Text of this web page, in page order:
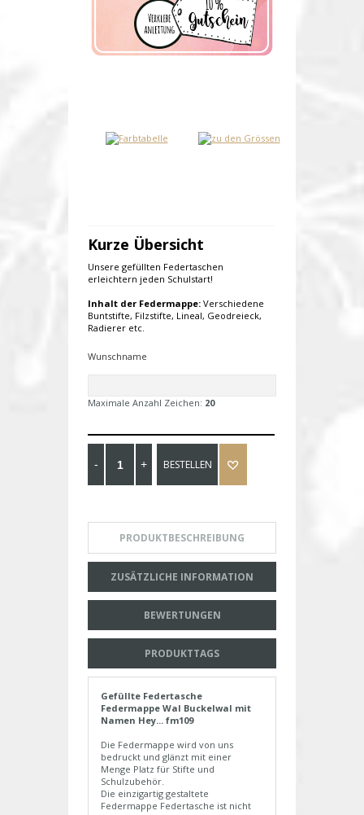
Kurze Übersicht
Unsere gefüllten Federtaschen
erleichtern jeden Schulstart!
Inhalt der Federmappe: Verschiedene
Buntstifte, Filzstifte, Lineal, Geodreieck,
Radierer etc.
Wunschname
Maximale Anzahl Zeichen: 20
BESTELLEN
PRODUKTBESCHREIBUNG
ZUSÄTZLICHE INFORMATION
BEWERTUNGEN
PRODUKTTAGS
Gefüllte Federtasche
Federmappe Wal Buckelwal mit
Namen Hey... fm109
Die Federmappe wird von uns
bedruckt und glänzt mit einer
Menge Platz für Stifte und
Schulzubehör.
Die einzigartig gestaltete
Federmappe Federtasche ist nicht